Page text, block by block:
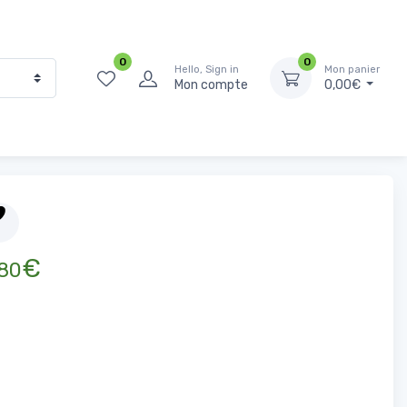
0
Hello, Sign in
Mon compte
0
Mon panier
0,00€
€